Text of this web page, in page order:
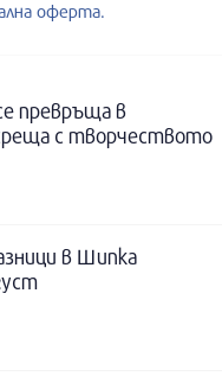
оферта.
превръща в
с творчеството
в Шипка